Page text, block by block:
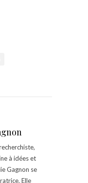
à idées et
Gagnon se
Elle